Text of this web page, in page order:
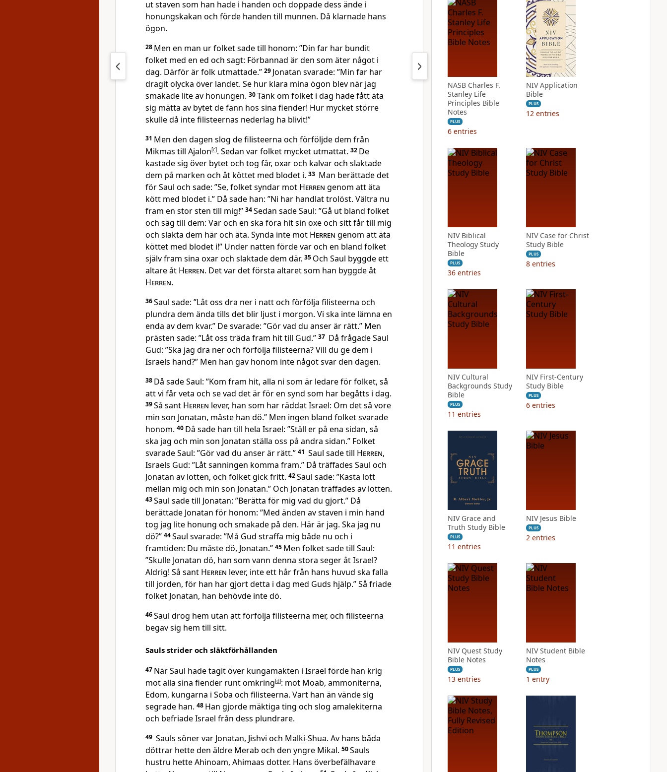
ut staven som han hade i handen och doppade dess ände i
honungskakan och förde handen till munnen. Då klarnade hans
ögon.
28 Men en man ur folket sade till honom: ”Din far har bundit
folket med en ed och sagt: Förbannad är den som äter något i
dag. Därför är folk utmattade.” 29 Jonatan svarade: ”Min far har
dragit olycka över landet. Se hur klara mina ögon blev när jag
smakade lite av honungen. 30Tänk om folket i dag hade fått äta
sig mätta av bytet de fann hos sina fiender! Hur mycket större
skulle då inte filisteernas nederlag ha blivit!”
31 Men den dagen slog de filisteerna och förföljde dem från
Mikmas till Ajalon[c]. Sedan var folket mycket utmattat. 32 De
kastade sig över bytet och tog får, oxar och kalvar och slaktade
dem på marken och åt köttet med blodet i. 33 Man berättade det
för Saul och sade: ”Se, folket syndar mot Herren genom att äta
kött med blodet i.” Då sade han: ”Ni har handlat trolöst. Vältra nu
fram en stor sten till mig!” 34Sedan sade Saul: ”Gå ut bland folket
och säg till dem: Var och en ska föra hit sin oxe och sitt får till mig
och slakta dem här och äta. Synda inte mot Herren genom att äta
köttet med blodet i!” Under natten förde var och en bland folket
själv fram sina oxar och slaktade dem där. 35 Och Saul byggde ett
altare åt Herren. Det var det första altaret som han byggde åt
Herren.
36Saul sade: ”Låt oss dra ner i natt och förfölja filisteerna och
plundra dem ända tills det blir ljust i morgon. Vi ska inte lämna en
enda av dem kvar.” De svarade: ”Gör vad du anser är rätt.” Men
prästen sade: ”Låt oss träda fram hit till Gud.” 37 Då frågade Saul
Gud: ”Ska jag dra ner och förfölja filisteerna? Vill du ge dem i
Israels hand?” Men han gav honom inte något svar den dagen.
38 Då sade Saul: ”Kom fram hit, alla ni som är ledare för folket, så
att vi får veta och se vad det är för en synd som har begåtts i dag.
39Så sant Herren lever, han som har räddat Israel: Om det så vore
min son Jonatan, måste han dö.” Men ingen bland folket svarade
honom. 40 Då sade han till hela Israel: ”Ställ er på ena sidan, så
ska jag och min son Jonatan ställa oss på andra sidan.” Folket
svarade Saul: ”Gör vad du anser är rätt.” 41 Saul sade till Herren,
Israels Gud: ”Låt sanningen komma fram.” Då träffades Saul och
Jonatan av lotten, och folket gick fritt. 42Saul sade: ”Kasta lott
mellan mig och min son Jonatan.” Och Jonatan träffades av lotten.
43Saul sade till Jonatan: ”Berätta för mig vad du gjort.” Då
berättade Jonatan för honom: ”Med änden av staven i min hand
tog jag lite honung och smakade på den. Här är jag. Ska jag nu
dö?” 44Saul svarade: ”Må Gud straffa mig både nu och i
framtiden: Du måste dö, Jonatan.” 45 Men folket sade till Saul:
”Skulle Jonatan dö, han som vann denna stora seger åt Israel?
Aldrig! Så sant Herren lever, inte ett hår från hans huvud ska falla
till jorden, för han har gjort detta i dag med Guds hjälp.” Så friade
folket Jonatan, han behövde inte dö.
46Saul drog hem utan att förfölja filisteerna mer, och filisteerna
begav sig hem till sitt.
Sauls strider och släktförhållanden
47 När Saul hade tagit över kungamakten i Israel förde han krig
mot alla sina fiender runt omkring[d]: mot Moab, ammoniterna,
Edom, kungarna i Soba och filisteerna. Vart han än vände sig
segrade han. 48 Han gjorde mäktiga ting och slog amalekiterna
och befriade Israel från dess plundrare.
49 Sauls söner var Jonatan, Jishvi och Malki-Shua. Av hans båda
döttrar hette den äldre Merab och den yngre Mikal. 50Sauls
hustru hette Ahinoam, Ahimaas dotter. Hans överbefälhavare
NASB Charles F.
Stanley Life
Principles Bible
Notes
PLUS
6 entries
NIV Application
Bible
PLUS
12 entries
NIV Biblical
Theology Study
Bible
PLUS
36 entries
NIV Case for Christ
Study Bible
PLUS
8 entries
NIV Cultural
Backgrounds Study
Bible
PLUS
11 entries
NIV First-Century
Study Bible
PLUS
6 entries
NIV Grace and
Truth Study Bible
PLUS
11 entries
NIV Jesus Bible
PLUS
2 entries
NIV Quest Study
Bible Notes
PLUS
13 entries
NIV Student Bible
Notes
PLUS
1 entry